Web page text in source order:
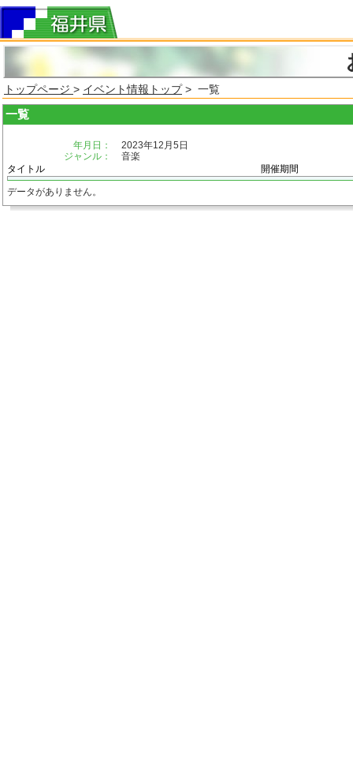
トップページ > イベント情報トップ> 一覧
一覧
年月日：
2023年12月5日
ジャンル：
音楽
タイトル
開催期間
データがありません。